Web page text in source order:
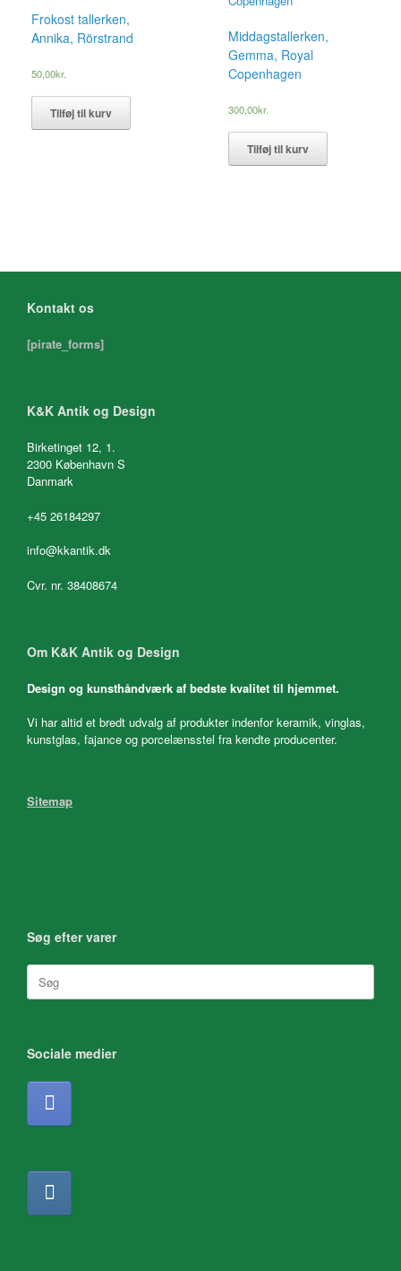
Frokost tallerken,
Annika, Rörstrand
50,00kr.
Tilføj til kurv
Middagstallerken,
Gemma, Royal
Copenhagen
300,00kr.
Tilføj til kurv
Kontakt os
[pirate_forms]
K&K Antik og Design
Birketinget 12, 1.
2300 København S
Danmark
+45 26184297
info@kkantik.dk
Cvr. nr. 38408674
Om K&K Antik og Design
Design og kunsthåndværk af bedste kvalitet til hjemmet.
Vi har altid et bredt udvalg af produkter indenfor keramik, vinglas,
kunstglas, fajance og porcelænsstel fra kendte producenter.
Sitemap
Søg efter varer
efter:
Sociale medier